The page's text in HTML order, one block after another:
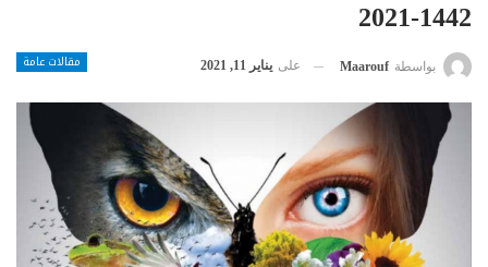
1442-2021
مقالات عامة بواسطة Maarouf على يناير 11, 2021